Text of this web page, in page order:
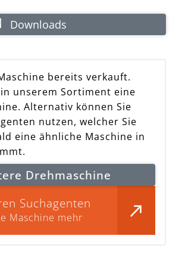
Downloads
bereits verkauft.
unserem Sortiment eine
Alternativ können Sie
nutzen, welcher Sie
eine ähnliche Maschine in
Drehmaschine
Suchagenten
Maschine mehr